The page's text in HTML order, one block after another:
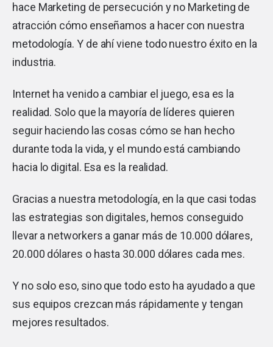
hace Marketing de persecución y no Marketing de
atracción cómo enseñamos a hacer con nuestra
metodología. Y de ahí viene todo nuestro éxito en la
industria.
Internet ha venido a cambiar el juego, esa es la
realidad. Solo que la mayoría de líderes quieren
seguir haciendo las cosas cómo se han hecho
durante toda la vida, y el mundo está cambiando
hacia lo digital. Esa es la realidad.
Gracias a nuestra metodología, en la que casi todas
las estrategias son digitales, hemos conseguido
llevar a networkers a ganar más de 10.000 dólares,
20.000 dólares o hasta 30.000 dólares cada mes.
Y no solo eso, sino que todo esto ha ayudado a que
sus equipos crezcan más rápidamente y tengan
mejores resultados.